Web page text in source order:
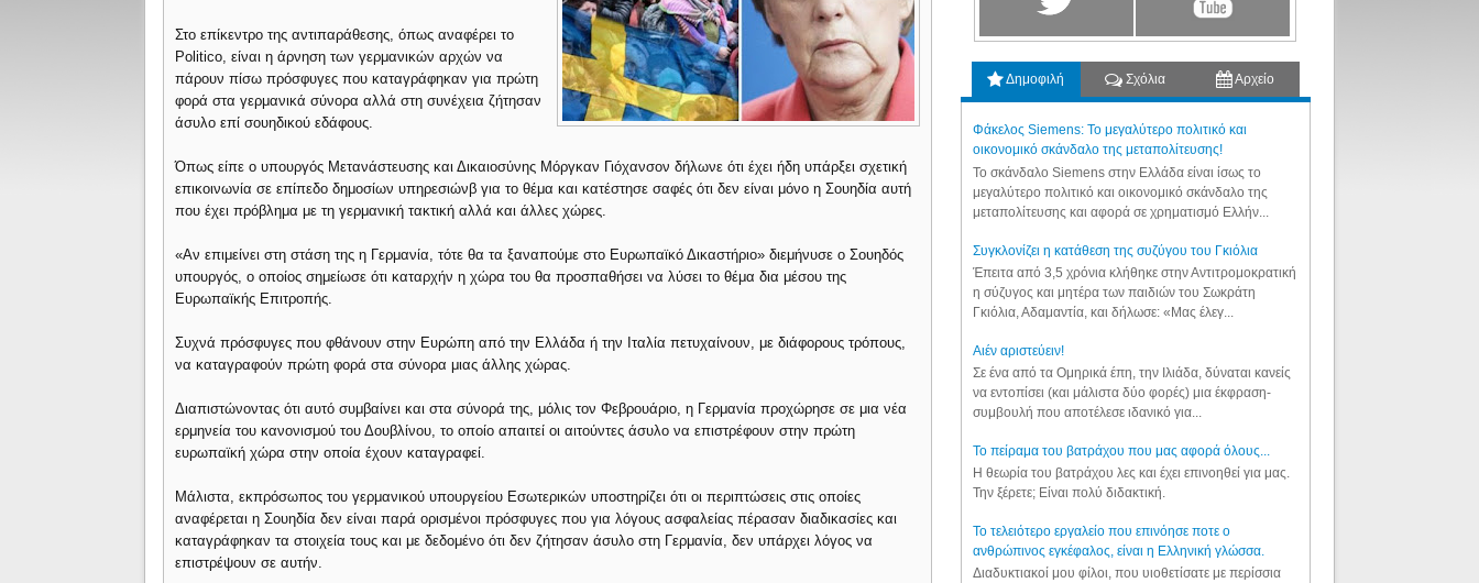
Στο επίκεντρο της αντιπαράθεσης, όπως αναφέρει το
Ρolitico, είναι η άρνηση των γερμανικών αρχών να
πάρουν πίσω πρόσφυγες που καταγράφηκαν για πρώτη
φορά στα γερμανικά σύνορα αλλά στη συνέχεια ζήτησαν
άσυλο επί σουηδικού εδάφους.
Όπως είπε ο υπουργός Μετανάστευσης και Δικαιοσύνης Μόργκαν Γιόχανσον δήλωνε ότι έχει ήδη υπάρξει σχετική
επικοινωνία σε επίπεδο δημοσίων υπηρεσιώνβ για το θέμα και κατέστησε σαφές ότι δεν είναι μόνο η Σουηδία αυτή
που έχει πρόβλημα με τη γερμανική τακτική αλλά και άλλες χώρες.
«Αν επιμείνει στη στάση της η Γερμανία, τότε θα τα ξαναπούμε στο Ευρωπαϊκό Δικαστήριο» διεμήνυσε ο Σουηδός
υπουργός, ο οποίος σημείωσε ότι καταρχήν η χώρα του θα προσπαθήσει να λύσει το θέμα δια μέσου της
Ευρωπαϊκής Επιτροπής.
Συχνά πρόσφυγες που φθάνουν στην Ευρώπη από την Ελλάδα ή την Ιταλία πετυχαίνουν, με διάφορους τρόπους,
να καταγραφούν πρώτη φορά στα σύνορα μιας άλλης χώρας.
Διαπιστώνοντας ότι αυτό συμβαίνει και στα σύνορά της, μόλις τον Φεβρουάριο, η Γερμανία προχώρησε σε μια νέα
ερμηνεία του κανονισμού του Δουβλίνου, το οποίο απαιτεί οι αιτούντες άσυλο να επιστρέφουν στην πρώτη
ευρωπαϊκή χώρα στην οποία έχουν καταγραφεί.
Μάλιστα, εκπρόσωπος του γερμανικού υπουργείου Εσωτερικών υποστηρίζει ότι οι περιπτώσεις στις οποίες
αναφέρεται η Σουηδία δεν είναι παρά ορισμένοι πρόσφυγες που για λόγους ασφαλείας πέρασαν διαδικασίες και
καταγράφηκαν τα στοιχεία τους και με δεδομένο ότι δεν ζήτησαν άσυλο στη Γερμανία, δεν υπάρχει λόγος να
επιστρέψουν σε αυτήν.
Δημοφιλή Σχόλια Αρχείο
Φάκελος Siemens: Το μεγαλύτερο πολιτικό και
οικονομικό σκάνδαλο της μεταπολίτευσης!
Το σκάνδαλο Siemens στην Ελλάδα είναι ίσως το
μεγαλύτερο πολιτικό και οικονομικό σκάνδαλο της
μεταπολίτευσης και αφορά σε χρηματισμό Ελλήν...
Συγκλονίζει η κατάθεση της συζύγου του Γκιόλια
Έπειτα από 3,5 χρόνια κλήθηκε στην Αντιτρομοκρατική
η σύζυγος και μητέρα των παιδιών του Σωκράτη
Γκιόλια, Αδαμαντία, και δήλωσε: «Μας έλεγ...
Aιέν αριστεύειν!
Σε ένα από τα Ομηρικά έπη, την Ιλιάδα, δύναται κανείς
να εντοπίσει (και μάλιστα δύο φορές) μια έκφραση-
συμβουλή που αποτέλεσε ιδανικό για...
Το πείραμα του βατράχου που μας αφορά όλους...
Η θεωρία του βατράχου λες και έχει επινοηθεί για μας.
Την ξέρετε; Είναι πολύ διδακτική.
Το τελειότερο εργαλείο που επινόησε ποτε ο
ανθρώπινος εγκέφαλος, είναι η Ελληνική γλώσσα.
Διαδυκτιακοί μου φίλοι, που υιοθετίσατε με περίσσια